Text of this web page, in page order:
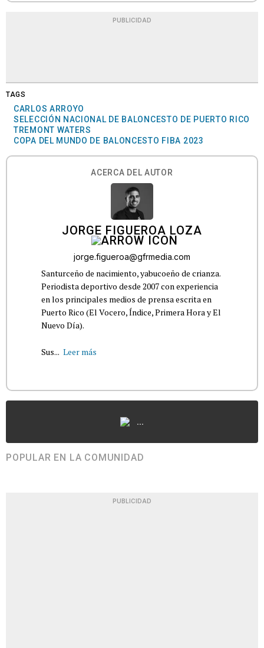
PUBLICIDAD
TAGS
CARLOS ARROYO
SELECCIÓN NACIONAL DE BALONCESTO DE PUERTO RICO
TREMONT WATERS
COPA DEL MUNDO DE BALONCESTO FIBA 2023
ACERCA DEL AUTOR
JORGE FIGUEROA LOZA
jorge.figueroa@gfrmedia.com
Santurceño de nacimiento, yabucoeño de crianza.
Periodista deportivo desde 2007 con experiencia
en los principales medios de prensa escrita en
Puerto Rico (El Vocero, Índice, Primera Hora y El
Nuevo Día).
Sus... Leer más
...
POPULAR EN LA COMUNIDAD
PUBLICIDAD